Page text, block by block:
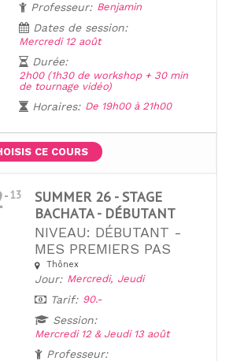
Professeur: Benjamin
Dates de session:
Mercredi 12 août
Durée:
2h00 (1h30 de workshop + 30 min
de tournage vidéo)
Horaires: De 19h00 à 21h00
CE COURS
?
13
SUMMER 26 - STAGE
BACHATA - DÉBUTANT
NIVEAU: DÉBUTANT -
MES PREMIERS PAS
Thônex
Jour: Mercredi, Jeudi
Tarif: 90.-
Session:
Mercredi 12 & Jeudi 13 août
Professeur: